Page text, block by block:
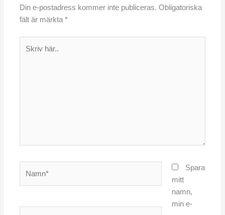
Din e-postadress kommer inte publiceras. Obligatoriska
fält är märkta*
Spara
mitt
namn,
min e-